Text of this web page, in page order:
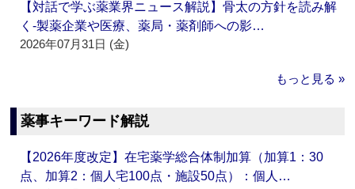
【対話で学ぶ薬業界ニュース解説】骨太の方針を読み解
く‐製薬企業や医療、薬局・薬剤師への影…
2026年07月31日 (金)
もっと見る »
薬事キーワード解説
【2026年度改定】在宅薬学総合体制加算（加算1：30
点、加算2：個人宅100点・施設50点）：個人…